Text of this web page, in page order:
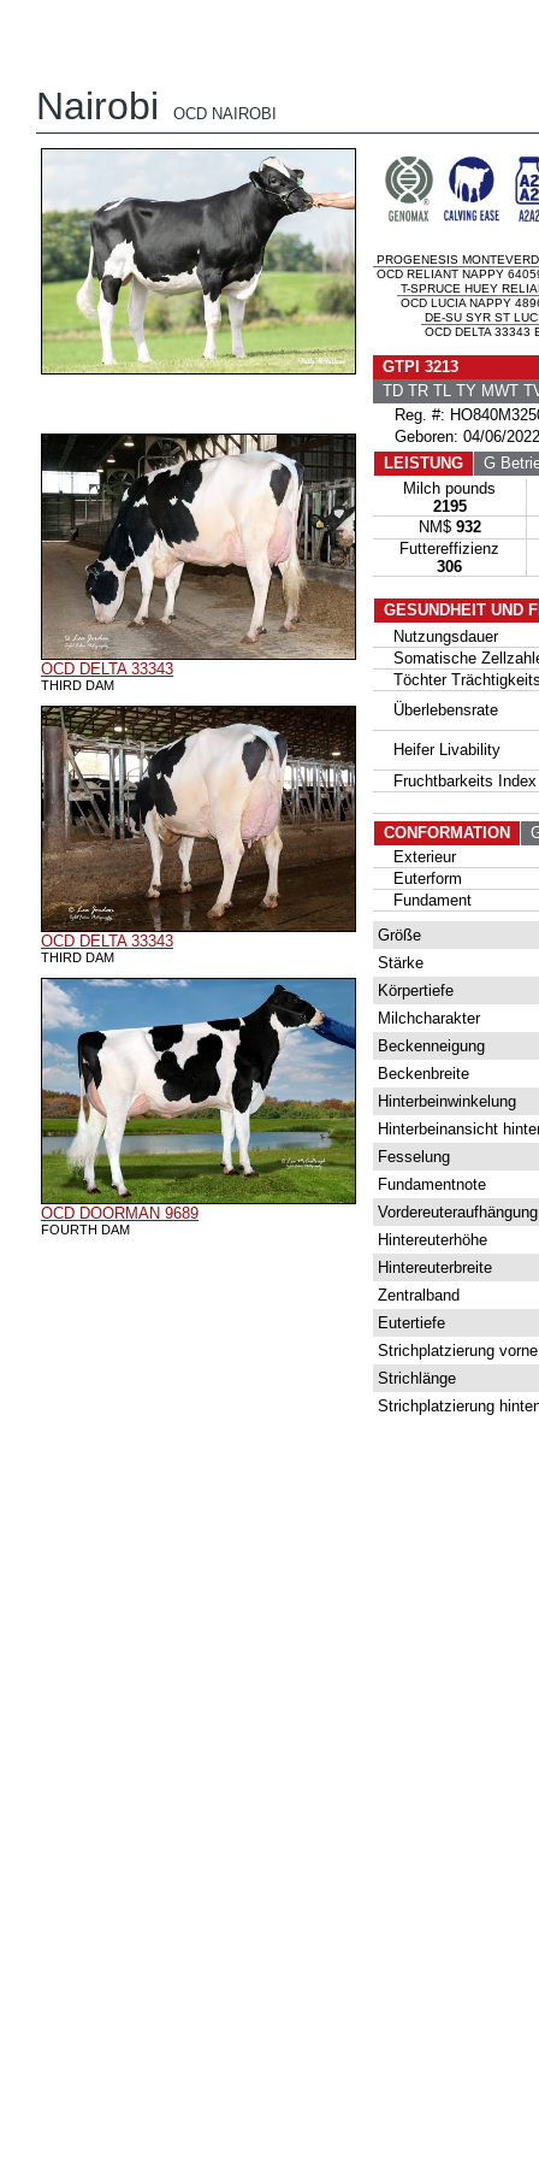
Nairobi OCD NAIROBI
OCD DELTA 33343
THIRD DAM
OCD DELTA 33343
THIRD DAM
OCD DOORMAN 9689
FOURTH DAM
PROGENESIS
OCD RELIANT NAPPY
T-SPRUCE HUEY
OCD LUCIA NAPPY
DE-SU SYR ST
OCD DELTA 33343
GTPI 3213
TD TR TL TY MWT
Reg. #:
Geboren: 04/06/2022
LEISTUNG
G
Milch pounds
2195
NM$ 932
Futtereffizienz
306
GESUNDHEIT UND
Nutzungsdauer
Somatische
Töchter
Überlebensrate
Heifer Livability
Fruchtbarkeits Index
CONFORMATION
Exterieur
Euterform
Fundament
Größe
Stärke
Körpertiefe
Milchcharakter
Beckenneigung
Beckenbreite
Hinterbeinwinkelung
Hinterbeinansicht
Fesselung
Fundamentnote
Vordereuteraufhängung
Hintereuterhöhe
Hintereuterbreite
Zentralband
Eutertiefe
Strichplatzierung vorne
Strichlänge
Strichplatzierung